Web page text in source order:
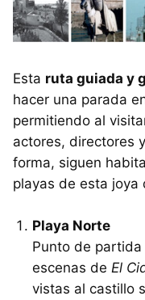
Esta ruta guiada y
hacer una parada
permitiendo al
actores, directores
forma, siguen
playas de esta joya
Playa Norte
Punto de
escenas de El
vistas al castillo